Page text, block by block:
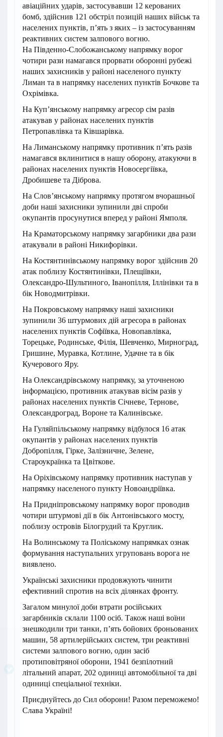
авіаційних ударів, застосувавши 12 керованих
бомб, здійснив 121 обстріл позицій наших військ та
населених пунктів, п’ять з яких – із застосуванням
реактивних систем залпового вогню.
На Південно-Слобожанському напрямку ворог
чотири рази намагався прорвати оборонні рубежі
наших захисників у районі населеного пункту
Лиман та в напрямку населених пунктів Бочкове та
Охрімівка.
На Куп’янському напрямку агресор сім разів
атакував у районах населених пунктів
Петропавлівка та Ківшарівка.
На Лиманському напрямку противник п’ять разів
намагався вклинитися в нашу оборону, атакуючи в
районах населених пунктів Новосергіївка,
Дробишеве та Діброва.
На Слов’янському напрямку протягом вчорашньої
доби наші захисники зупинили дві спроби
окупантів просунутися вперед у районі Ямполя.
На Краматорському напрямку загарбники два рази
атакували в районі Никифорівки.
На Костянтинівському напрямку ворог здійснив 20
атак поблизу Костянтинівки, Плещіївки,
Олександро-Шультиного, Іванопілля, Іллінівки та в
бік Новодмитрівки.
На Покровському напрямку наші захисники
зупинили 36 штурмових дій агресора в районах
населених пунктів Софіївка, Новопавлівка,
Торецьке, Родинське, Філія, Шевченко, Мирноград,
Гришине, Муравка, Котлине, Удачне та в бік
Кучерового Яру.
На Олександрівському напрямку, за уточненою
інформацією, противник атакував вісім разів у
районах населених пунктів Січневе, Тернове,
Олександроград, Вороне та Калинівське.
На Гуляйпільському напрямку відбулося 16 атак
окупантів у районах населених пунктів
Добропілля, Гірке, Залізничне, Зелене,
Староукраїнка та Цвіткове.
На Оріхівському напрямку противник наступав у
напрямку населеного пункту Новоандріївка.
На Придніпровському напрямку ворог проводив
чотири штурмові дії в бік Антонівського мосту,
поблизу островів Білогрудий та Круглик.
На Волинському та Поліському напрямках ознак
формування наступальних угруповань ворога не
виявлено.
Українські захисники продовжують чинити
ефективний спротив на всіх ділянках фронту.
Загалом минулої доби втрати російських
загарбників склали 1100 осіб. Також наші воїни
знешкодили три танки, п’ять бойових броньованих
машин, 58 артилерійських систем, три реактивні
системи залпового вогню, один засіб
протиповітряної оборони, 1941 безпілотний
літальний апарат, 202 одиниці автомобільної та дві
одиниці спеціальної техніки.
Приєднуйтесь до Сил оборони! Разом переможемо!
Слава Україні!